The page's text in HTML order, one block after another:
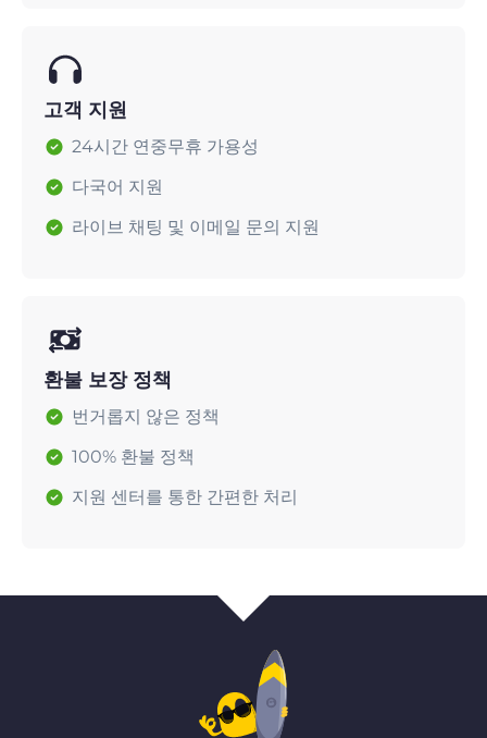
고객 지원
24시간 연중무휴 가용성
다국어 지원
라이브 채팅 및 이메일 문의 지원
환불 보장 정책
번거롭지 않은 정책
100% 환불 정책
지원 센터를 통한 간편한 처리